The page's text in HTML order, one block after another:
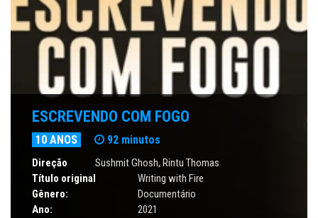
ESCREVENDO COM FOGO
10 ANOS 92 minutos
Direção
Sushmit Ghosh, Rintu Thomas
Título original
Writing with Fire
Gênero:
Documentário
Ano:
2021